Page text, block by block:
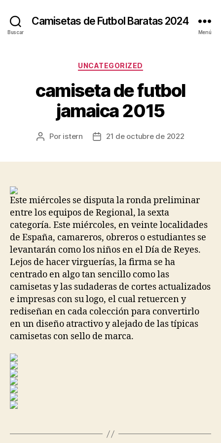
Buscar
Camisetas de Futbol Baratas 2024
Menú
Categorías
UNCATEGORIZED
camiseta de futbol
jamaica 2015
Autor
Por istern
Fecha21 de octubre de 2022
Este miércoles se disputa la ronda preliminar
entre los equipos de Regional, la sexta
categoría. Este miércoles, en veinte localidades
de España, camareros, obreros o estudiantes se
levantarán como los niños en el Día de Reyes.
Lejos de hacer virguerías, la firma se ha
centrado en algo tan sencillo como las
camisetas y las sudaderas de cortes actualizados
e impresas con su logo, el cual retuercen y
rediseñan en cada colección para convertirlo
en un diseño atractivo y alejado de las típicas
camisetas con sello de marca.